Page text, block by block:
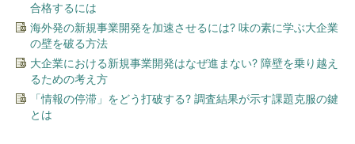
合格するには
海外発の新規事業開発を加速させるには? 味の素に学ぶ大企業
の壁を破る方法
大企業における新規事業開発はなぜ進まない? 障壁を乗り越え
るための考え方
「情報の停滞」をどう打破する? 調査結果が示す課題克服の鍵
とは